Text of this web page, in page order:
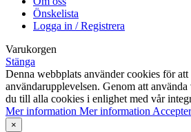
Önskelista
Logga in / Registrera
Varukorgen
Stänga
Denna webbplats använder cookies för att
användarupplevelsen. Genom att
du till alla cookies i enlighet med vår
Mer information Mer information
×